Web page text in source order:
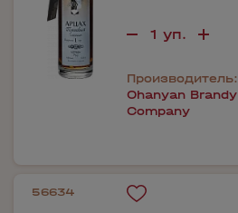
Производитель:
Ohanyan Brandy
Company
56634